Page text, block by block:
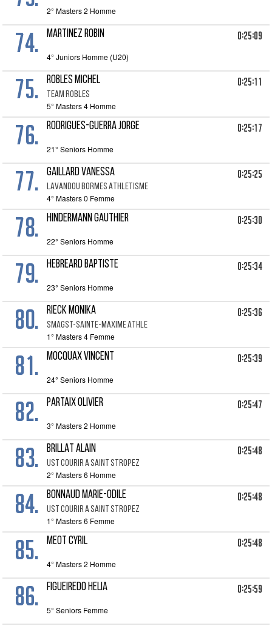
2° Masters 2 Homme
74. MARTINEZ ROBIN 0:25:09
4° Juniors Homme (U20)
75. ROBLES MICHEL
TEAM ROBLES
0:25:11
5° Masters 4 Homme
76. RODRIGUES-GUERRA JORGE 0:25:17
21° Seniors Homme
77. GAILLARD VANESSA
LAVANDOU BORMES ATHLETISME
0:25:25
4° Masters 0 Femme
78. HINDERMANN GAUTHIER 0:25:30
22° Seniors Homme
79. HEBREARD BAPTISTE 0:25:34
23° Seniors Homme
80. RIECK MONIKA
SMAGST-SAINTE-MAXIME ATHLE
0:25:36
1° Masters 4 Femme
81. MOCQUAX VINCENT 0:25:39
24° Seniors Homme
82. PARTAIX OLIVIER 0:25:47
3° Masters 2 Homme
83. BRILLAT ALAIN
UST COURIR A SAINT STROPEZ
0:25:48
2° Masters 6 Homme
84. BONNAUD MARIE-ODILE
UST COURIR A SAINT STROPEZ
0:25:48
1° Masters 6 Femme
85. MEOT CYRIL 0:25:48
4° Masters 2 Homme
86. FIGUEIREDO HELIA 0:25:59
5° Seniors Femme